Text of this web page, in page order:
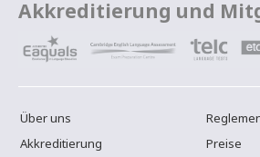
Akkreditierung und
Über uns
Akkreditierung
Preise